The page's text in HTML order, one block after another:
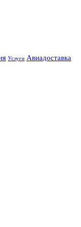
Услуги Авиадоставка